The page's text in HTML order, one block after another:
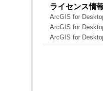
ライセンス情
ArcGIS for
ArcGIS for
ArcGIS for